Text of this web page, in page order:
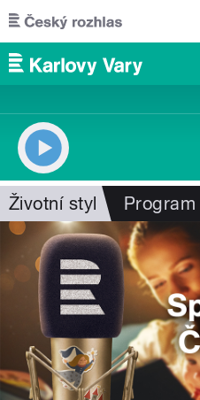
Přejít k hlavnímu obsahu
Životní styl Program